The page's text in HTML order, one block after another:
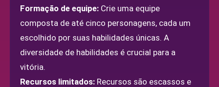
Formação de equipe: Crie uma equipe
composta de até cinco personagens, cada um
escolhido por suas habilidades únicas. A
diversidade de habilidades é crucial para a
vitória.
Recursos limitados: Recursos são escassos e